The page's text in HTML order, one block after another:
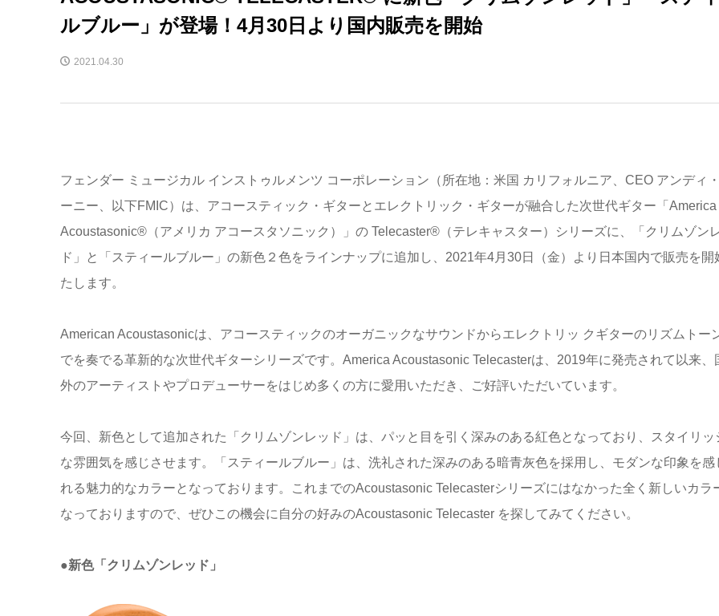
ルブルー」が登場！4月30日より国内販売を開始
2021.04.30
フェンダー ミュージカル インストゥルメンツ コーポレーション（所在地：米国 カリフォルニア、CEO アンディ
ーニー、以下FMIC）は、アコースティック・ギターとエレクトリック・ギターが融合した次世代ギター「America
Acoustasonic®（アメリカ アコースタソニック）」の Telecaster®（テレキャスター）シリーズに、「クリムゾン
ド」と「スティールブルー」の新色２色をラインナップに追加し、2021年4月30日（金）より日本国内で販売を開
たします。
American Acoustasonicは、アコースティックのオーガニックなサウンドからエレクトリッ クギターのリズムトー
でを奏でる革新的な次世代ギターシリーズです。America Acoustasonic Telecasterは、2019年に発売されて以来、
外のアーティストやプロデューサーをはじめ多くの方に愛用いただき、ご好評いただいています。
今回、新色として追加された「クリムゾンレッド」は、パッと目を引く深みのある紅色となっており、スタイリッ
な雰囲気を感じさせます。「スティールブルー」は、洗礼された深みのある暗青灰色を採用し、モダンな印象を感
れる魅力的なカラーとなっております。これまでのAcoustasonic Telecasterシリーズにはなかった全く新しいカラ
なっておりますので、ぜひこの機会に自分の好みのAcoustasonic Telecaster を探してみてください。
●新色「クリムゾンレッド」